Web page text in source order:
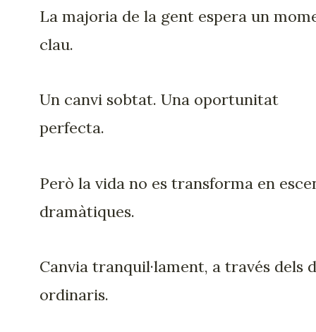
La majoria de la gent espera un
clau.
Un canvi sobtat. Una oportunitat
perfecta.
Però la vida no es transforma en
dramàtiques.
Canvia tranquil·lament, a través dels
ordinaris.